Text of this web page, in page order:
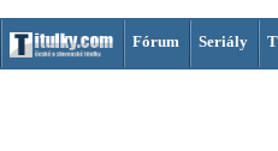
Fórum Seriály